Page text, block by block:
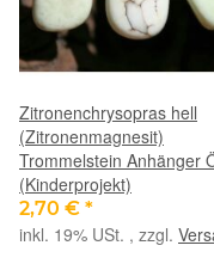
Zitronenchrysopras hell
(Zitronenmagnesit)
Trommelstein Anhänger
(Kinderprojekt)
2,70 € *
inkl. 19% USt. , zzgl.